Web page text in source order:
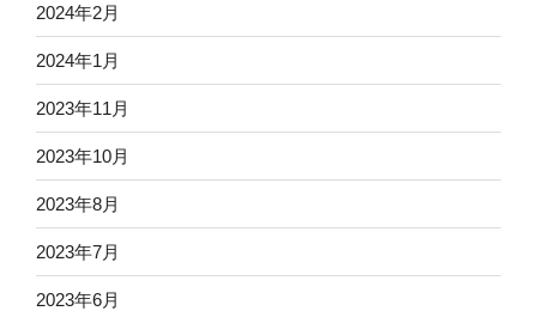
2024年2月
2024年1月
2023年11月
2023年10月
2023年8月
2023年7月
2023年6月